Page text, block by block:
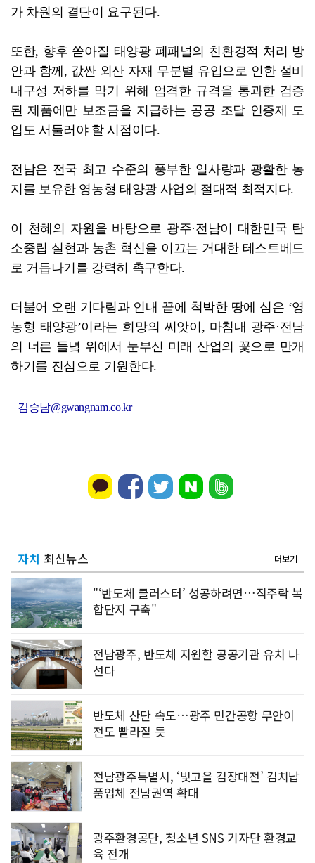
가 차원의 결단이 요구된다.
또한, 향후 쏟아질 태양광 폐패널의 친환경적 처리 방
안과 함께, 값싼 외산 자재 무분별 유입으로 인한 설비
내구성 저하를 막기 위해 엄격한 규격을 통과한 검증
된 제품에만 보조금을 지급하는 공공 조달 인증제 도
입도 서둘러야 할 시점이다.
전남은 전국 최고 수준의 풍부한 일사량과 광활한 농
지를 보유한 영농형 태양광 사업의 절대적 최적지다.
이 천혜의 자원을 바탕으로 광주·전남이 대한민국 탄
소중립 실현과 농촌 혁신을 이끄는 거대한 테스트베드
로 거듭나기를 강력히 촉구한다.
더불어 오랜 기다림과 인내 끝에 척박한 땅에 심은 ‘영
농형 태양광’이라는 희망의 씨앗이, 마침내 광주·전남
의 너른 들녘 위에서 눈부신 미래 산업의 꽃으로 만개
하기를 진심으로 기원한다.
김승남@gwangnam.co.kr
자치 최신뉴스 더보기
"‘반도체 클러스터’ 성공하려면…직주락 복
합단지 구축"
전남광주, 반도체 지원할 공공기관 유치 나
선다
반도체 산단 속도…광주 민간공항 무안이
전도 빨라질 듯
전남광주특별시, ‘빛고을 김장대전’ 김치납
품업체 전남권역 확대
광주환경공단, 청소년 SNS 기자단 환경교
육 전개